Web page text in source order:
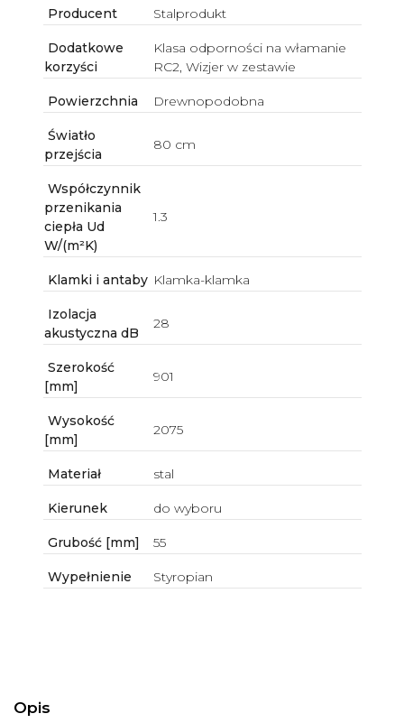
Producent Stalprodukt
Dodatkowe
korzyści
Klasa odporności na włamanie
RC2, Wizjer w zestawie
Powierzchnia Drewnopodobna
Światło
przejścia
80 cm
Współczynnik
przenikania
ciepła Ud
W/(m²K)
1.3
Klamki i antaby Klamka-klamka
Izolacja
akustyczna dB
28
Szerokość
[mm]
901
Wysokość
[mm]
2075
Materiał stal
Kierunek do wyboru
Grubość [mm] 55
Wypełnienie Styropian
Opis